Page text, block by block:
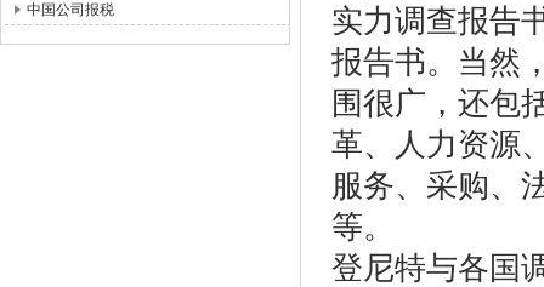
中国公司报税
实力调查报告
报告书。当然
围很广，还包
革、人力资源
服务、采购、
等。
登尼特与各国